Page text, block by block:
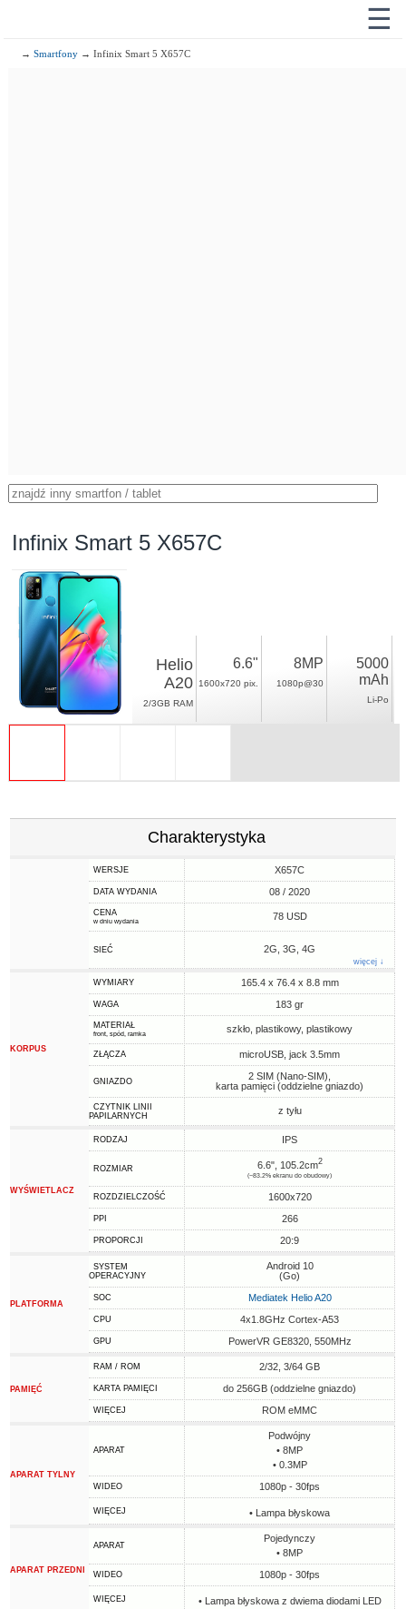
☰
→Smartfony → Infinix Smart 5 X657C
Infinix Smart 5 X657C
Helio
A20
2/3GB RAM
6.6"
1600x720 pix.
8MP
1080p@30
5000
mAh
Li-Po
Charakterystyka
WERSJE X657C
DATA WYDANIA 08 / 2020
CENA
w dniu wydania 78 USD
SIEĆ 2G, 3G, 4G
więcej ↓
KORPUS
WYMIARY 165.4 x 76.4 x 8.8 mm
WAGA 183 gr
MATERIAŁ
front, spód, ramka szkło, plastikowy, plastikowy
ZŁĄCZA microUSB, jack 3.5mm
GNIAZDO
2 SIM (Nano-SIM),
karta pamięci (oddzielne gniazdo)
CZYTNIK LINII
PAPILARNYCH
z tyłu
WYŚWIETLACZ
RODZAJ IPS
ROZMIAR 6.6", 105.2cm2
(~83.2% ekranu do obudowy)
ROZDZIELCZOŚĆ 1600x720
PPI 266
PROPORCJI 20:9
PLATFORMA
SYSTEM
OPERACYJNY
Android 10
(Go)
SOC Mediatek Helio A20
CPU 4x1.8GHz Cortex-A53
GPU PowerVR GE8320, 550MHz
PAMIĘĆ
RAM / ROM 2/32, 3/64 GB
KARTA PAMIĘCI do 256GB (oddzielne gniazdo)
WIĘCEJ ROM eMMC
APARAT TYLNY
APARAT
Podwójny
• 8MP
• 0.3MP
WIDEO 1080p - 30fps
WIĘCEJ • Lampa błyskowa
APARAT PRZEDNI
APARAT
Pojedynczy
• 8MP
WIDEO 1080p - 30fps
WIĘCEJ • Lampa błyskowa z dwiema diodami LED